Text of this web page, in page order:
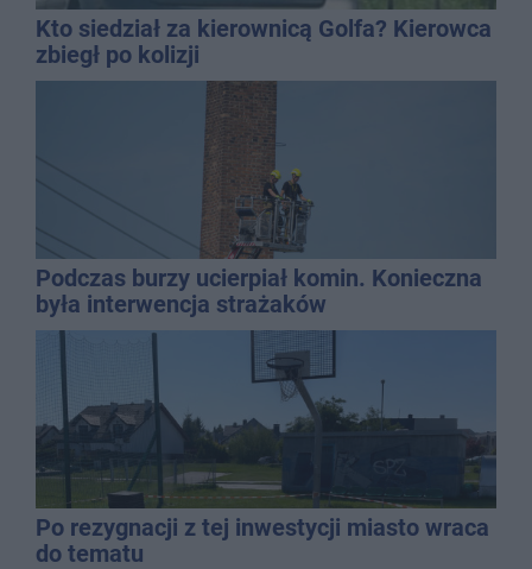
Kto siedział za kierownicą Golfa? Kierowca
zbiegł po kolizji
Podczas burzy ucierpiał komin. Konieczna
była interwencja strażaków
Po rezygnacji z tej inwestycji miasto wraca
do tematu